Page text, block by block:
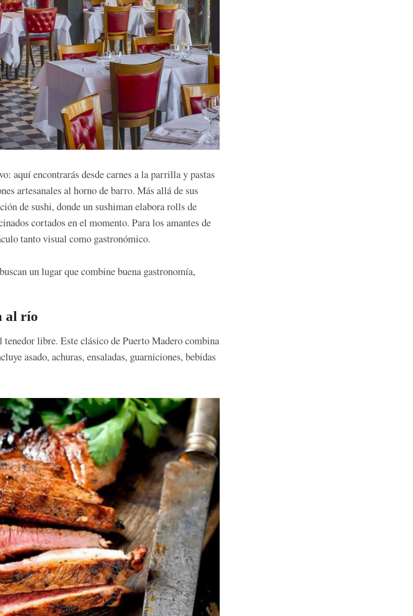
aquí encontrarás desde carnes a la parrilla y pastas
artesanales al horno de barro. Más allá de sus
de sushi, donde un sushiman elabora rolls de
cortados en el momento. Para los amantes de
tanto visual como gastronómico.
un lugar que combine buena gastronomía,
al río
libre. Este clásico de Puerto Madero combina
asado, achuras, ensaladas, guarniciones, bebidas